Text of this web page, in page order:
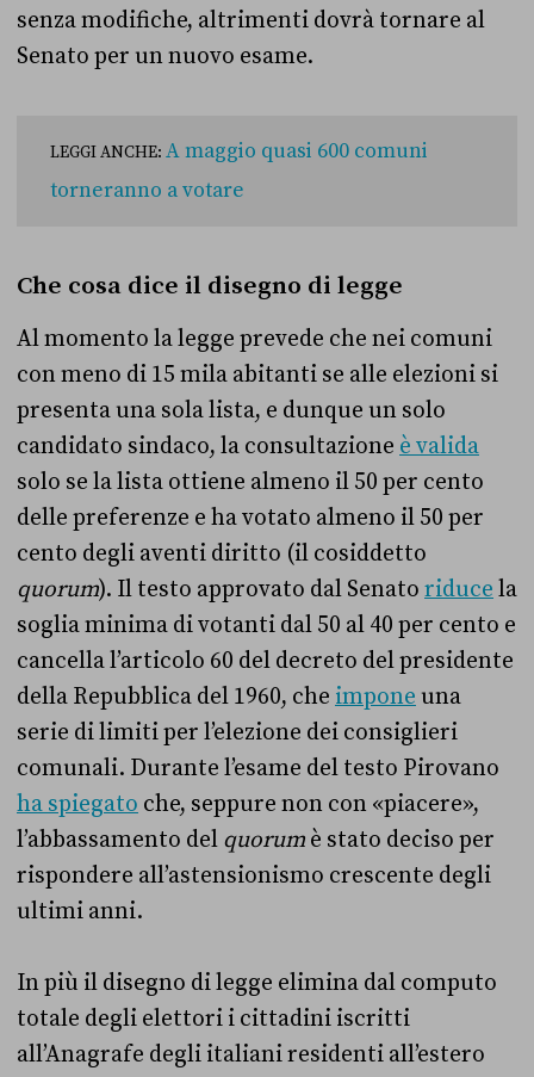
senza modifiche, altrimenti dovrà tornare al
Senato per un nuovo esame.
LEGGI ANCHE: A maggio quasi 600 comuni
torneranno a votare
Che cosa dice il disegno di legge
Al momento la legge prevede che nei comuni
con meno di 15 mila abitanti se alle elezioni si
presenta una sola lista, e dunque un solo
candidato sindaco, la consultazione è valida
solo se la lista ottiene almeno il 50 per cento
delle preferenze e ha votato almeno il 50 per
cento degli aventi diritto (il cosiddetto
quorum). Il testo approvato dal Senato riduce la
soglia minima di votanti dal 50 al 40 per cento e
cancella l’articolo 60 del decreto del presidente
della Repubblica del 1960, che impone una
serie di limiti per l’elezione dei consiglieri
comunali. Durante l’esame del testo Pirovano
ha spiegato che, seppure non con «piacere»,
l’abbassamento del quorum è stato deciso per
rispondere all’astensionismo crescente degli
ultimi anni.
In più il disegno di legge elimina dal computo
totale degli elettori i cittadini iscritti
all’Anagrafe degli italiani residenti all’estero